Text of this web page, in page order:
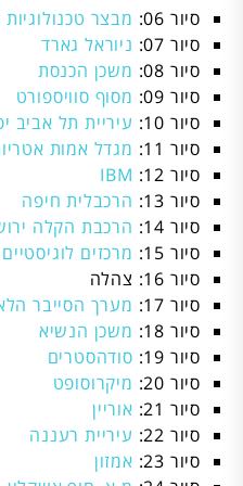
סיור 06:
מבצר טכנולוגיות
סיור 07:
ניוראל גארד
סיור 08:
משכן הכנסת
סיור 09:
מסוף סוויספורט
סיור 10:
עיריית תל אביב
סיור 11:
מגדל אמות
סיור 12:
IBM
סיור 13:
הרכבלית חיפה
סיור 14:
הרכבת הקלה
סיור 15:
מרכזים לוגיסטיים
סיור 16: צהלה
סיור 17:
מערך הסייבר
סיור 18:
משכן הנשיא
סיור 19:
סודהסטרים
סיור 20:
מיקרוסופט
סיור 21:
אוריין
סיור 22:
עיריית רעננה
סיור 23:
אמזון